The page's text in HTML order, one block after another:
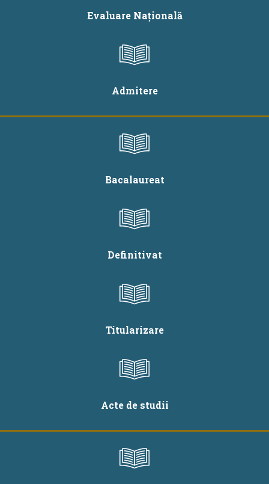
Evaluare Națională
Admitere
Bacalaureat
Definitivat
Titularizare
Acte de studii